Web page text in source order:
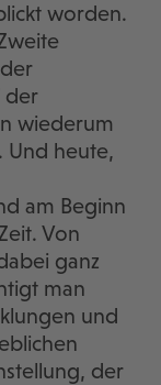
worden.
der
wiederum
Und heute,
am Beginn
Von
ganz
man
und
der